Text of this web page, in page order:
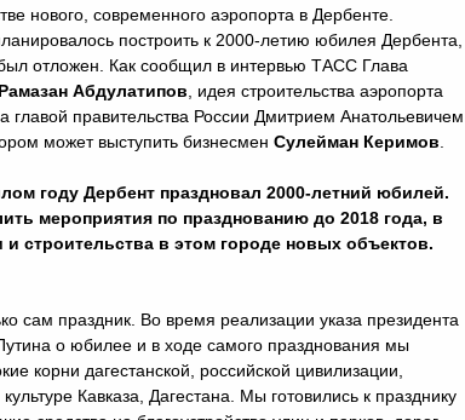
нового, современного аэропорта в Дербенте.
построить к 2000-летию юбилея Дербента,
отложен. Как сообщил в интервью ТАСС Глава
Рамазан Абдулатипов , идея строительства аэропорта
главой правительства России Дмитрием Анатольевичем
может выступить бизнесмен Сулейман Керимов
году Дербент праздновал 2000-летний юбилей.
мероприятия по празднованию до 2018 года, в
строительства в этом городе новых объектов.
сам праздник. Во время реализации указа президента
о юбилее и в ходе самого празднования мы
корни дагестанской, российской цивилизации,
Кавказа, Дагестана. Мы готовились к празднику